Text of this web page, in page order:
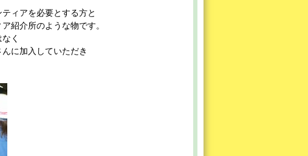
ィアを必要とする方と
紹介所のような物です。
く
に加入していただき